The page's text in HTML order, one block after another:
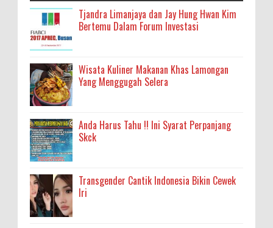
Tjandra Limanjaya dan Jay Hung Hwan Kim
Bertemu Dalam Forum Investasi
Wisata Kuliner Makanan Khas Lamongan
Yang Menggugah Selera
Anda Harus Tahu !! Ini Syarat Perpanjang
Skck
Transgender Cantik Indonesia Bikin Cewek
Iri